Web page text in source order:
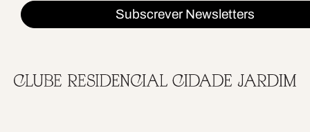
Subscrever Newsletters